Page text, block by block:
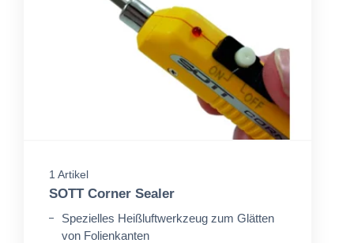
1 Artikel
SOTT Corner Sealer
Spezielles Heißluftwerkzeug zum Glätten
von Folienkanten